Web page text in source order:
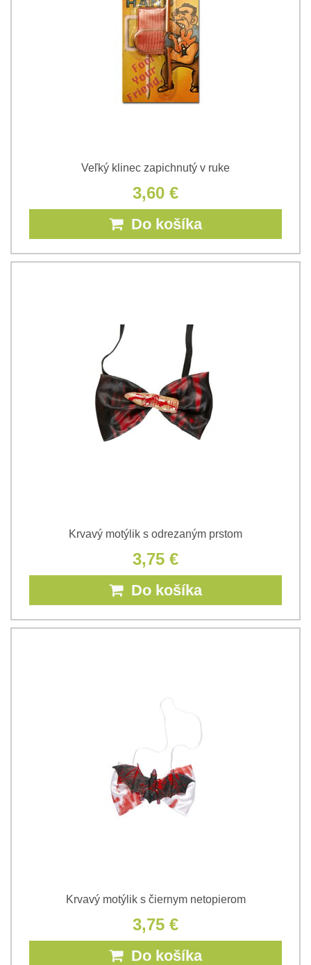
Veľký klinec zapichnutý v ruke
3,60 €
Do košíka
Krvavý motýlik s odrezaným prstom
3,75 €
Do košíka
Krvavý motýlik s čiernym netopierom
3,75 €
Do košíka